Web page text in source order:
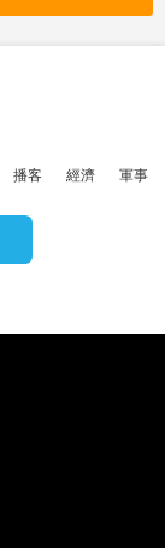
播客 經濟 軍事